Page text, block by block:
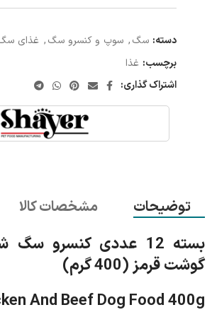
دسته: سگ, سوپ و کنسرو سگ, غذای
برچسب: غذا
اشتراک گذاری:
توضیحات مشخصات کالا
بسته 12 عددی کنسرو
گوشت قرمز (400 گرم)
And Beef Dog Food 400g